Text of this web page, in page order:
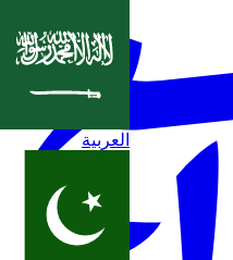
العربية